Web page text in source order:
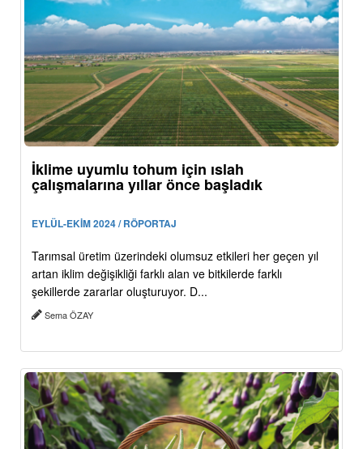
İklime uyumlu tohum için ıslah
çalışmalarına yıllar önce başladık
EYLÜL-EKİM 2024 / RÖPORTAJ
Tarımsal üretim üzerindeki olumsuz etkileri her geçen yıl
artan iklim değişikliği farklı alan ve bitkilerde farklı
şekillerde zararlar oluşturuyor. D...
Sema ÖZAY